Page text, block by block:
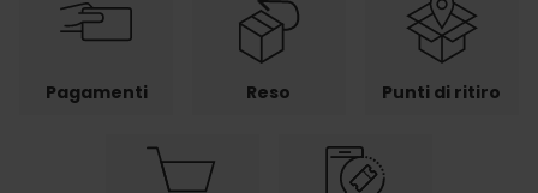
Pagamenti Reso Punti di ritiro